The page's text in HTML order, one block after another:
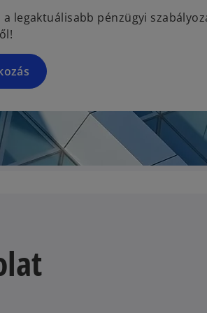
legaktuálisabb pénzügyi
t